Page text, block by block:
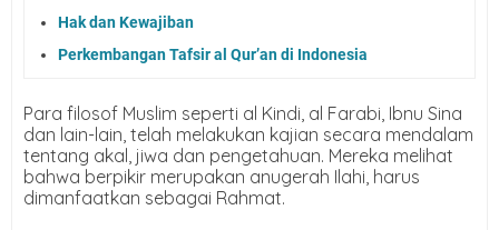
Hak dan Kewajiban
Perkembangan Tafsir al Qur’an di Indonesia
Para filosof Muslim seperti al Kindi, al Farabi, Ibnu Sina
dan lain-lain, telah melakukan kajian secara mendalam
tentang akal, jiwa dan pengetahuan. Mereka melihat
bahwa berpikir merupakan anugerah Ilahi, harus
dimanfaatkan sebagai Rahmat.